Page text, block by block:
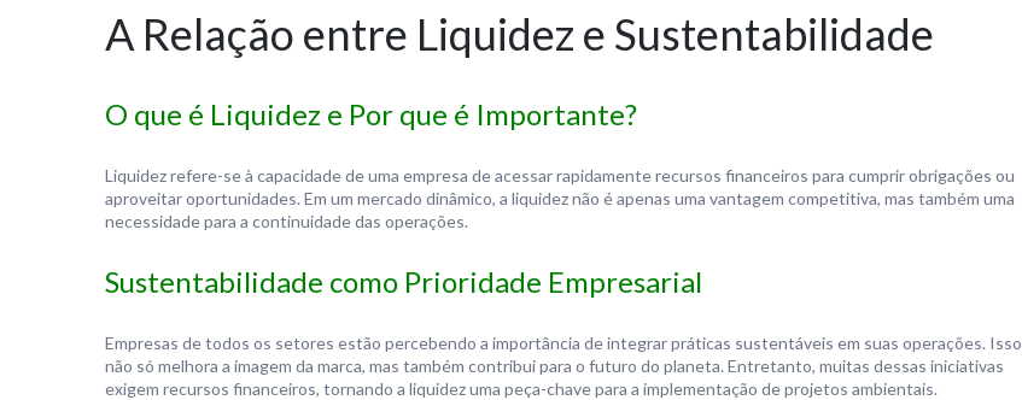
A Relação entre Liquidez e Sustentabilidade
O que é Liquidez e Por que é Importante?
Liquidez refere-se à capacidade de uma empresa de acessar rapidamente recursos financeiros para cumprir obrigações ou
aproveitar oportunidades. Em um mercado dinâmico, a liquidez não é apenas uma vantagem competitiva, mas também uma
necessidade para a continuidade das operações.
Sustentabilidade como Prioridade Empresarial
Empresas de todos os setores estão percebendo a importância de integrar práticas sustentáveis em suas operações. Isso
não só melhora a imagem da marca, mas também contribui para o futuro do planeta. Entretanto, muitas dessas iniciativas
exigem recursos financeiros, tornando a liquidez uma peça-chave para a implementação de projetos ambientais.